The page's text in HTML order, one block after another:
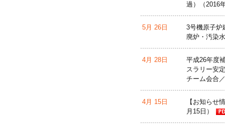
過）（2016
5月 26日
3号機原子炉
廃炉・汚染
4月 28日
平成26年度
スラリー安
チーム会合
4月 15日
【お知らせ
月15日）